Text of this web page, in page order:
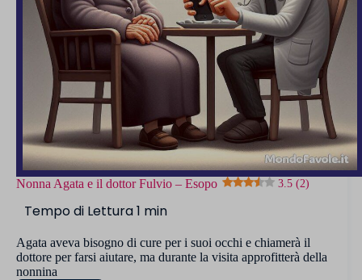
Nonna Agata e il dottor Fulvio – Esopo 3.5 (2)
Agata aveva bisogno di cure per i suoi occhi e chiamerà il
dottore per farsi aiutare, ma durante la visita approfitterà della
nonnina